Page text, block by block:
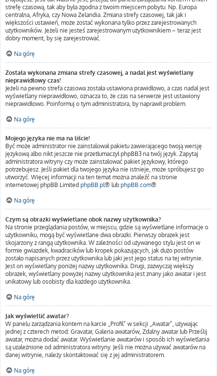
strefę czasową, tak aby była zgodna z twoim miejscem pobytu. Np. Europa
centralna, Afryka, czy Nowa Zelandia. Zmiana strefy czasowej, tak jak i
większości ustawień, może zostać wykonana tylko przez zarejestrowanych
użytkowników. Jeżeli nie jesteś zarejestrowanym użytkownikiem – teraz jest
dobry moment, by się zarejestrować.
Na górę
Została wykonana zmiana strefy czasowej, a nadal jest wyświetlany
nieprawidłowy czas!
Jeżeli na pewno strefa czasowa została ustawiona prawidłowo, a czas nadal jest
wyświetlany nieprawidłowo, oznacza to, że czas na serwerze jest ustawiony
nieprawidłowo. Poinformuj o tym administratora, by naprawił problem.
Na górę
Mojego języka nie ma na liście!
Być może administrator nie zainstalował pakietu zawierającego twoją wersję
językową albo nikt jeszcze nie przetłumaczył phpBB3 na twój język. Zapytaj
administratora witryny czy może zainstalować pakiet językowy, którego
potrzebujesz. Jeśli pakiet dla twojego języka nie istnieje, może spróbujesz go
utworzyć. Więcej informacji na ten temat można znaleźć na stronie
internetowej phpBB Limited phpBB.pl® lub phpBB.com®
Na górę
Czym są obrazki wyświetlane obok nazwy użytkownika?
Na stronie przeglądania postów, w miejscu, gdzie są wyświetlane informacje o
użytkowniku, mogą być wyświetlane dwa obrazki. Pierwszy obrazek jest
skojarzony z rangą użytkownika. W zależności od używanego stylu jest on w
formie gwiazdek, kwadracików lub kropek pokazujących, jak dużo postów
zostało napisanych przez użytkownika lub jaki jest jego status na tej witrynie.
Jest on wyświetlany poniżej nazwy użytkownika. Drugi, zazwyczaj większy
obrazek, wyświetlany powyżej nazwy użytkownika jest znany jako awatar i jest
unikatowy lub osobisty dla każdego użytkownika.
Na górę
Jak wyświetlić awatar?
W panelu zarządzania kontem na karcie „Profil” w sekcji „Awatar”, używając
jednej z czterech metod: Gravatar, Galeria awatarów, Zdalny awatar lub Prześlij
awatar, można dodać awatar. Wyświetlanie awatarów i sposób ich wyświetlania
są uzależnione od administratora witryny. Jeśli nie można używać awatarów na
danej witrynie, należy skontaktować się z jej administratorem.
Na górę